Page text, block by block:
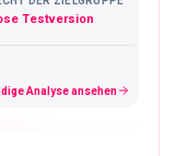
Testversion
Analyse ansehen